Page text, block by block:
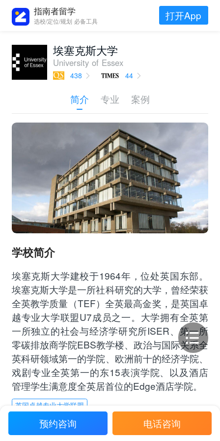
指南者留学
选校/定位/规划 必备工具 打开App
埃塞克斯大学
University of Essex
438 44
简介 专业 案例
学校简介
埃塞克斯大学建校于1964年，位处英国东部。
埃塞克斯大学是一所社科研究的大学，曾经荣获
全英教学质量（TEF）全英最高金奖，是英国卓
越专业大学联盟U7成员之一。大学拥有全英第
一所独立的社会与经济学研究所ISER、第一所
零碳排放商学院EBS教学楼、政治与国际关系全
英科研领域第一的学院、欧洲前十的经济学院、
戏剧专业全英第一的东15表演学院、以及酒店
管理学生满意度全英居首位的Edge酒店学院。
英国卓越专业大学联盟
预约咨询 电话咨询